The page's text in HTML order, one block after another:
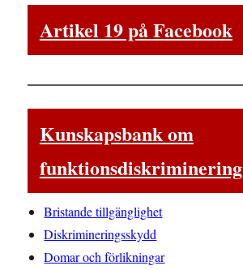
Artikel 19 på Facebook
Kunskapsbank om
funktionsdiskriminering
Bristande tillgänglighet
Diskrimineringsskydd
Domar och förlikningar